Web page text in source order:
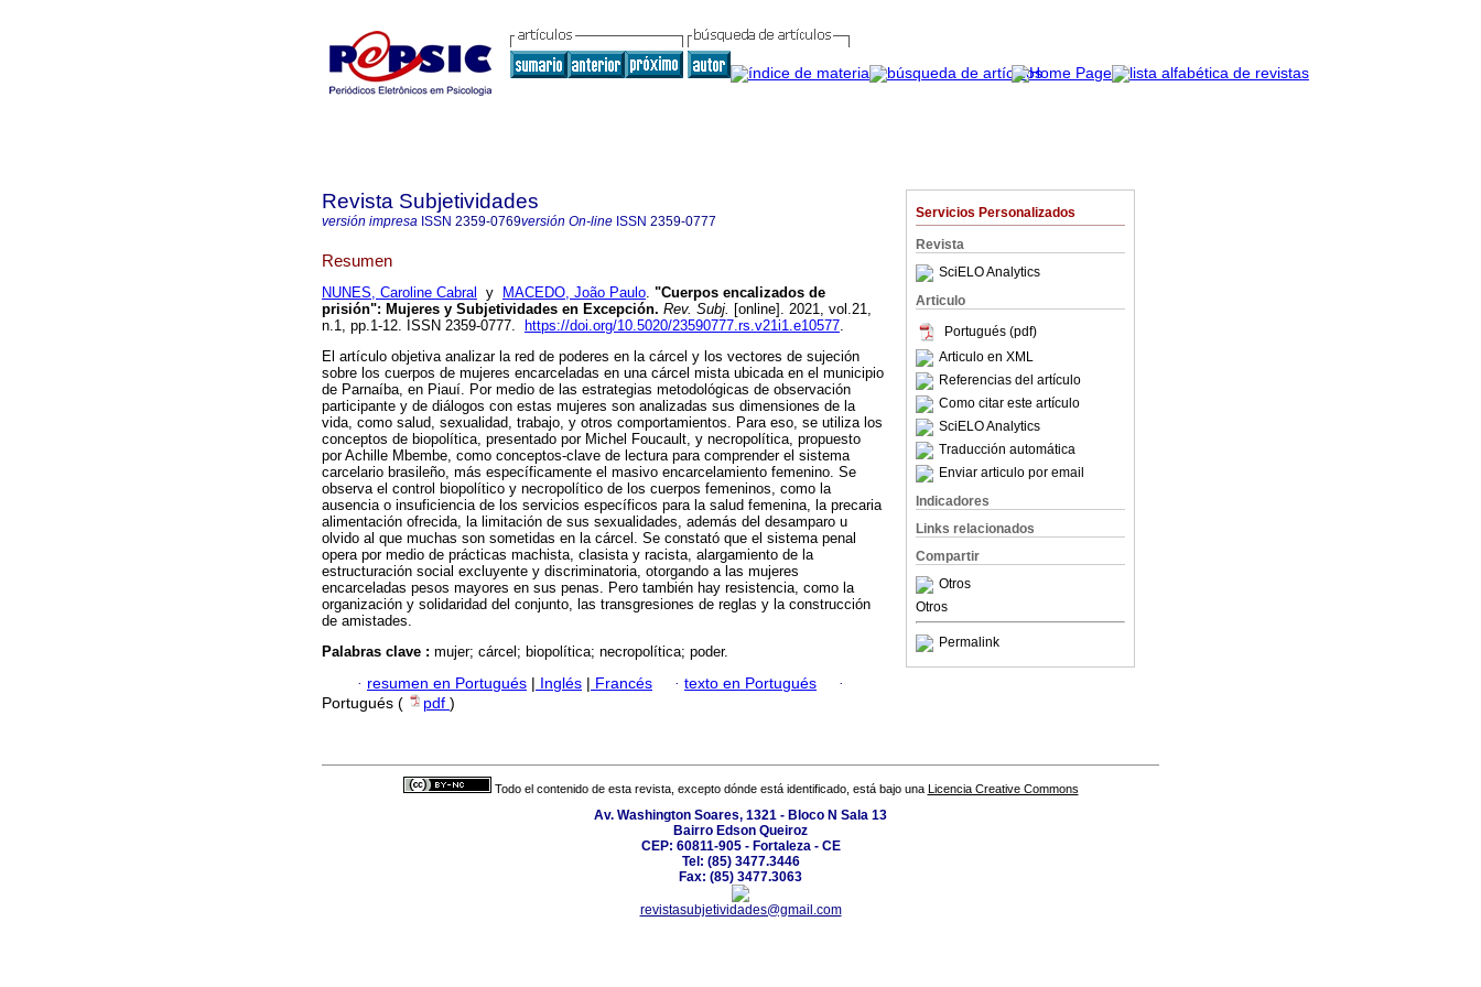
Servicios Personalizados
Revista
SciELO Analytics
Articulo
Portugués (pdf)
Articulo en XML
Referencias del artículo
Como citar este artículo
SciELO Analytics
Traducción automática
Enviar articulo por email
Indicadores
Links relacionados
Compartir
Otros
Otros
Permalink
Revista Subjetividades
versión impresa ISSN 2359-0769versión On-line ISSN 2359-0777
Resumen
NUNES, Caroline Cabral y MACEDO, João Paulo. "Cuerpos encalizados de
prisión": Mujeres y Subjetividades en Excepción. Rev. Subj. [online]. 2021, vol.21,
n.1, pp.1-12. ISSN 2359-0777.
https://doi.org/10.5020/23590777.rs.v21i1.e10577.
El artículo objetiva analizar la red de poderes en la cárcel y los vectores de sujeción
sobre los cuerpos de mujeres encarceladas en una cárcel mista ubicada en el municipio
de Parnaíba, en Piauí. Por medio de las estrategias metodológicas de observación
participante y de diálogos con estas mujeres son analizadas sus dimensiones de la
vida, como salud, sexualidad, trabajo, y otros comportamientos. Para eso, se utiliza los
conceptos de biopolítica, presentado por Michel Foucault, y necropolítica, propuesto
por Achille Mbembe, como conceptos-clave de lectura para comprender el sistema
carcelario brasileño, más específicamente el masivo encarcelamiento femenino. Se
observa el control biopolítico y necropolítico de los cuerpos femeninos, como la
ausencia o insuficiencia de los servicios específicos para la salud femenina, la precaria
alimentación ofrecida, la limitación de sus sexualidades, además del desamparo u
olvido al que muchas son sometidas en la cárcel. Se constató que el sistema penal
opera por medio de prácticas machista, clasista y racista, alargamiento de la
estructuración social excluyente y discriminatoria, otorgando a las mujeres
encarceladas pesos mayores en sus penas. Pero también hay resistencia, como la
organización y solidaridad del conjunto, las transgresiones de reglas y la construcción
de amistades.
Palabras clave : mujer; cárcel; biopolítica; necropolítica; poder.
· resumen en Portugués | Inglés | Francés · texto en Portugués
·
Portugués (
pdf )
Todo el contenido de esta revista, excepto dónde está identificado, está bajo una Licencia Creative Commons
Av. Washington Soares, 1321 - Bloco N Sala 13
Bairro Edson Queiroz
CEP: 60811-905 - Fortaleza - CE
Tel: (85) 3477.3446
Fax: (85) 3477.3063
revistasubjetividades@gmail.com